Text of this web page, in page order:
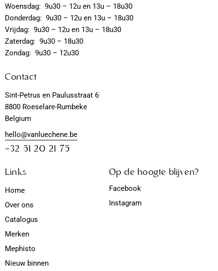
Woensdag: 9u30 – 12u en 13u – 18u30
Donderdag: 9u30 – 12u en 13u – 18u30
Vrijdag: 9u30 – 12u en 13u – 18u30
Zaterdag: 9u30 – 18u30
Zondag: 9u30 – 12u30
Contact
Sint-Petrus en Paulusstraat 6
8800 Roeselare-Rumbeke
Belgium
hello@vanluechene.be
+32 51 20 21 75
Links
Home
Over ons
Catalogus
Merken
Mephisto
Nieuw binnen
Op de hoogte blijven?
Facebook
Instagram